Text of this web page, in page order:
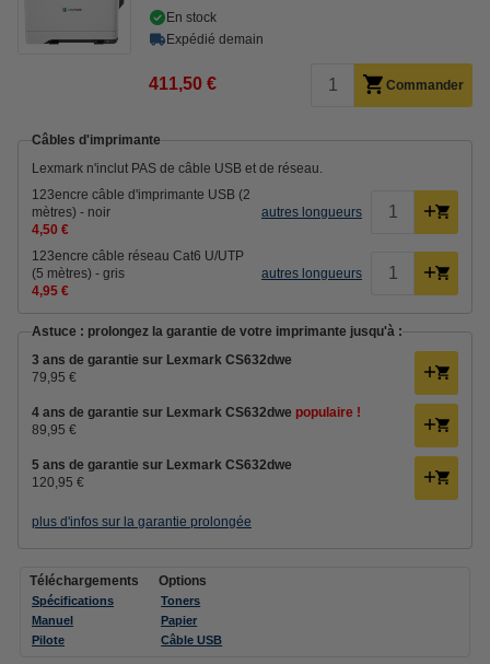
En stock
Expédié demain
411,50 € Commander
Câbles d'imprimante
Lexmark n'inclut PAS de câble USB et de réseau.
123encre câble d'imprimante USB (2
mètres) - noir
4,50 €
autres longueurs
123encre câble réseau Cat6 U/UTP
(5 mètres) - gris
4,95 €
autres longueurs
Astuce : prolongez la garantie de votre imprimante jusqu'à :
3 ans de garantie sur Lexmark CS632dwe
79,95 €
4 ans de garantie sur Lexmark CS632dwe populaire !
89,95 €
5 ans de garantie sur Lexmark CS632dwe
120,95 €
plus d'infos sur la garantie prolongée
Téléchargements
Spécifications
Manuel
Pilote
Options
Toners
Papier
Câble USB